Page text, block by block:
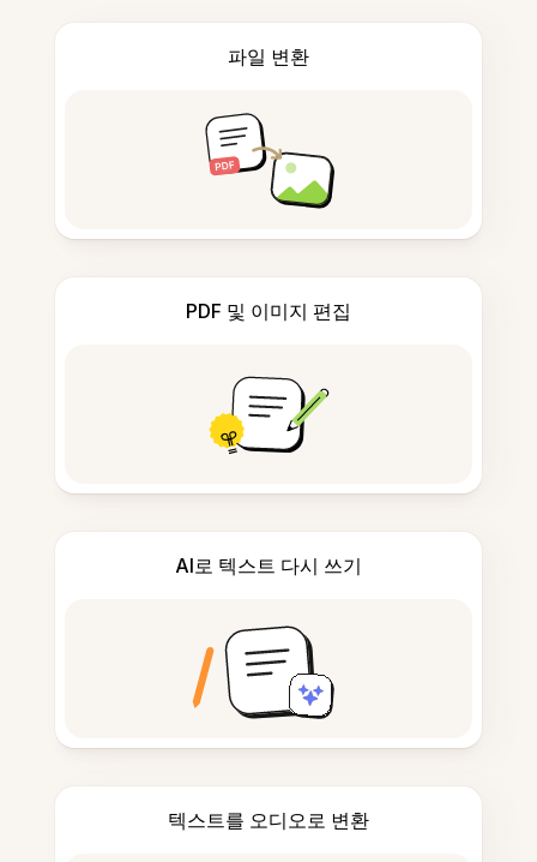
파일 변환
PDF 및 이미지 편집
AI로 텍스트 다시 쓰기
텍스트를 오디오로 변환